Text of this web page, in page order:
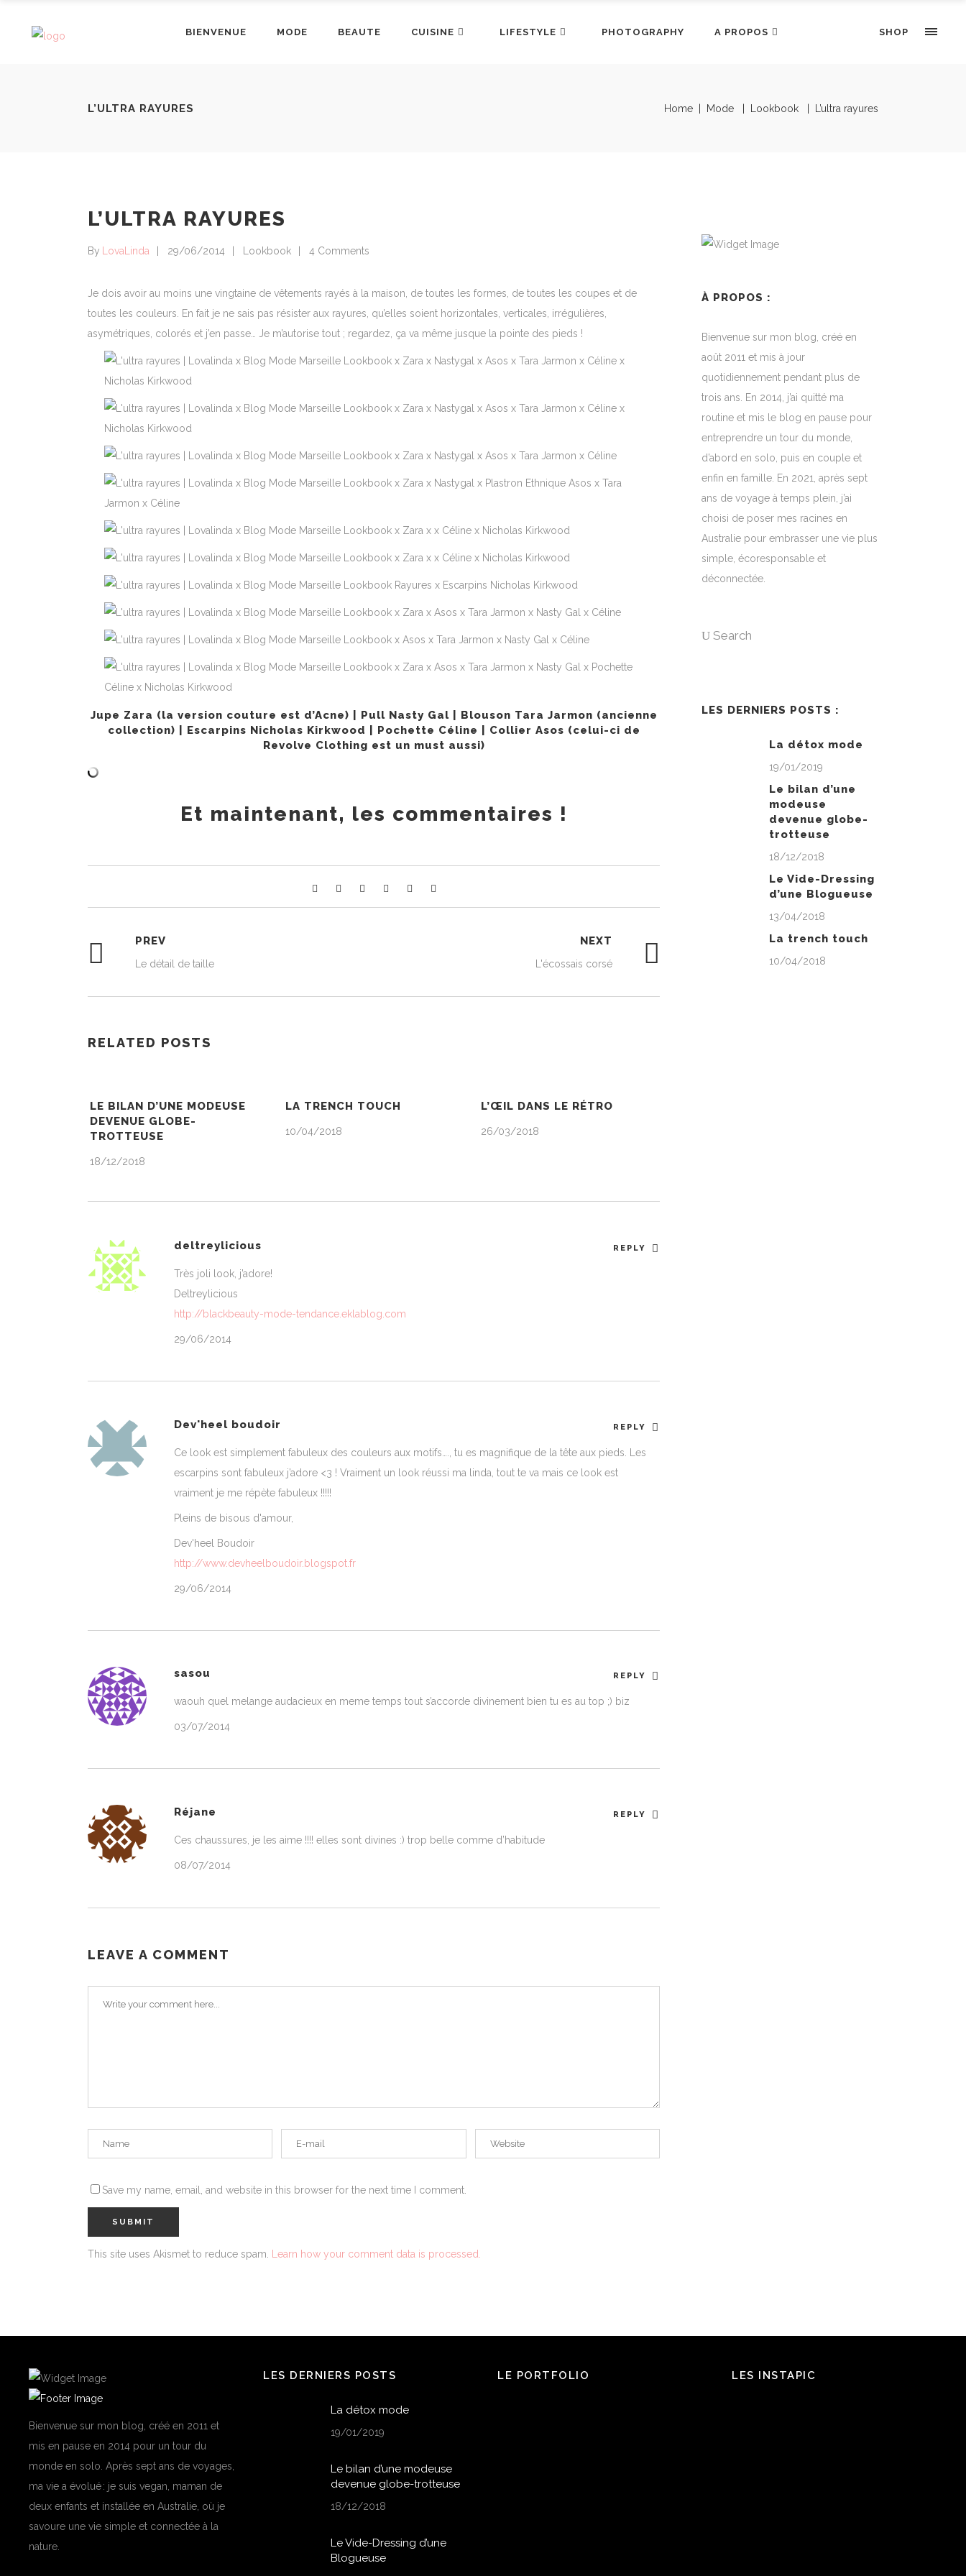
BIENVENUE MODE BEAUTE CUISINE LIFESTYLE PHOTOGRAPHY A PROPOS SHOP
L’ULTRA RAYURES Home Mode Lookbook L’ultra rayures
L’ULTRA RAYURES
By LovaLinda 29/06/2014 Lookbook 4 Comments
Je dois avoir au moins une vingtaine de vêtements rayés à la maison, de toutes les formes, de toutes les coupes et de
toutes les couleurs. En fait je ne sais pas résister aux rayures, qu’elles soient horizontales, verticales, irrégulières,
asymétriques, colorés et j’en passe… Je m’autorise tout ; regardez, ça va même jusque la pointe des pieds !
Jupe Zara (la version couture est d’Acne) | Pull Nasty Gal| Blouson Tara Jarmon (ancienne
collection) | Escarpins Nicholas Kirkwood | Pochette Céline | Collier Asos (celui-ci de
Revolve Clothing est un must aussi)
Et maintenant, les commentaires !
PREV
Le détail de taille
NEXT
L'écossais corsé
RELATED POSTS
LE BILAN D’UNE MODEUSE
DEVENUE GLOBE-
TROTTEUSE
18/12/2018
LA TRENCH TOUCH
10/04/2018
L’ŒIL DANS LE RÉTRO
26/03/2018
deltreylicious REPLY
Très joli look, j’adore!
Deltreylicious
http://blackbeauty-mode-tendance.eklablog.com
29/06/2014
Dev'heel boudoir REPLY
Ce look est simplement fabuleux des couleurs aux motifs…., tu es magnifique de la tête aux pieds. Les
escarpins sont fabuleux j’adore <3 ! Vraiment un look réussi ma linda, tout te va mais ce look est
vraiment je me répète fabuleux !!!!!
Pleins de bisous d'amour,
Dev'heel Boudoir
http://www.devheelboudoir.blogspot.fr
29/06/2014
sasou REPLY
waouh quel melange audacieux en meme temps tout s’accorde divinement bien tu es au top ;) biz
03/07/2014
Réjane REPLY
Ces chaussures, je les aime !!!! elles sont divines :) trop belle comme d’habitude
08/07/2014
LEAVE A COMMENT
Save my name, email, and website in this browser for the next time I comment.
This site uses Akismet to reduce spam. Learn how your comment data is processed.
À PROPOS :
Bienvenue sur mon blog, créé en
août 2011 et mis à jour
quotidiennement pendant plus de
trois ans. En 2014, j’ai quitté ma
routine et mis le blog en pause pour
entreprendre un tour du monde,
d’abord en solo, puis en couple et
enfin en famille. En 2021, après sept
ans de voyage à temps plein, j’ai
choisi de poser mes racines en
Australie pour embrasser une vie plus
simple, écoresponsable et
déconnectée.
Search
LES DERNIERS POSTS :
La détox mode
19/01/2019
Le bilan d’une
modeuse
devenue globe-
trotteuse
18/12/2018
Le Vide-Dressing
d’une Blogueuse
13/04/2018
La trench touch
10/04/2018
Bienvenue sur mon blog, créé en 2011 et
mis en pause en 2014 pour un tour du
monde en solo. Après sept ans de voyages,
ma vie a évolué : je suis vegan, maman de
deux enfants et installée en Australie, où je
savoure une vie simple et connectée à la
nature.
LES DERNIERS POSTS
La détox mode
19/01/2019
Le bilan d’une modeuse
devenue globe-trotteuse
18/12/2018
Le Vide-Dressing d’une
Blogueuse
LE PORTFOLIO LES INSTAPIC